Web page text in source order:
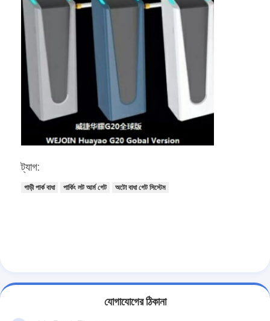
পণ্য
ভিডিও
আমাদের সম্বন্ধে
কারখানা পরিদর্শন
গুণমান নিয়ন্ত্রণ
খবর
মামলা
ট্যাগ:
গাড়ী পার্ক বাধা পার্কিং লট আর্ম গেট অটো বাধা গেট সিস্টেম
যোগাযোগের ঠিকানা